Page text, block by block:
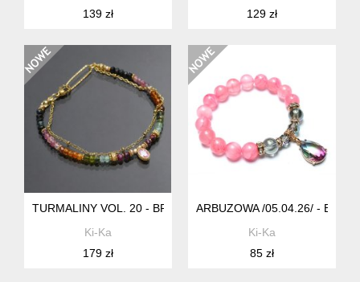
139 zł
129 zł
TURMALINY VOL. 20 - BRANSOLETKA /05.02.26/
Ki-Ka
179 zł
ARBUZOWA /05.04.26/ -
Ki-Ka
85 zł